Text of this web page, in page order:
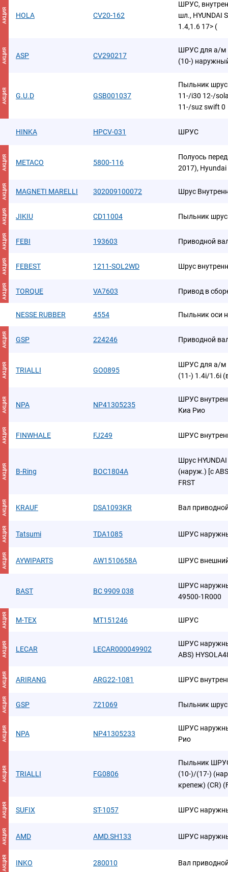
АКЦИЯ HOLA CV20-162
ШРУС,
шл., HYUNDAI
1.4,1.6 17> (
АКЦИЯ ASP CV290217
ШРУС для а/м
(10-)
АКЦИЯ G.U.D GSB001037
Пыльник
11-/i30 12-/
11-/suz swift 0
HINKA HPCV-031 ШРУС
АКЦИЯ METACO 5800-116
Полуось
2017),
АКЦИЯ MAGNETI MARELLI 302009100072 Шрус
АКЦИЯ JIKIU CD11004 Пыльник
АКЦИЯ FEBI 193603 Приводной
АКЦИЯ FEBEST 1211-SOL2WD Шрус
АКЦИЯ TORQUE VA7603 Привод в
NESSE RUBBER 4554 Пыльник оси
АКЦИЯ GSP 224246 Приводной
АКЦИЯ TRIALLI GO0895
ШРУС для а/м
(11-) 1.4i/1.6i
АКЦИЯ NPA NP41305235
ШРУС
Киа Рио
АКЦИЯ FINWHALE FJ249 ШРУС
АКЦИЯ B-Ring BOC1804A
Шрус
(наруж.) [с
FRST
АКЦИЯ KRAUF DSA1093KR Вал
АКЦИЯ Tatsumi TDA1085 ШРУС
АКЦИЯ AYWIPARTS AW1510658A ШРУС
BAST BC 9909 038
ШРУС
49500-1R000
АКЦИЯ M-TEX MT151246 ШРУС
АКЦИЯ LECAR LECAR000049902
ШРУС
ABS)
АКЦИЯ ARIRANG ARG22-1081 ШРУС
АКЦИЯ GSP 721069 Пыльник шрус
АКЦИЯ NPA NP41305233
ШРУС
Рио
АКЦИЯ TRIALLI FG0806
Пыльник
(10-)/(17-)
крепеж) (CR)
АКЦИЯ SUFIX ST-1057 ШРУС
АКЦИЯ AMD AMD.SH133 ШРУС
АКЦИЯ INKO 280010 Вал